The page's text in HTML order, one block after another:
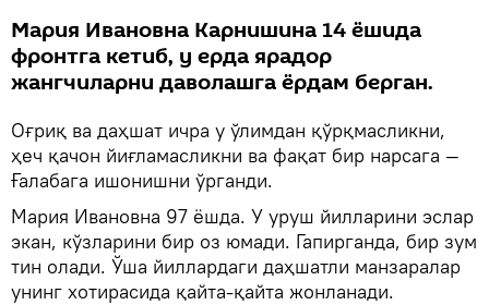
Мария Ивановна Карнишина 14 ёшида
фронтга кетиб, у ерда ярадор
жангчиларни даволашга ёрдам берган.
Оғриқ ва даҳшат ичра у ўлимдан қўрқмасликни,
ҳеч қачон йиғламасликни ва фақат бир нарсага —
Ғалабага ишонишни ўрганди.
Мария Ивановна 97 ёшда. У уруш йилларини эслар
экан, кўзларини бир оз юмади. Гапирганда, бир зум
тин олади. Ўша йиллардаги даҳшатли манзаралар
унинг хотирасида қайта-қайта жонланади.